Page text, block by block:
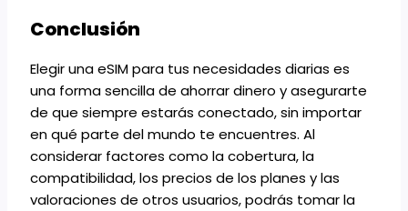
Conclusión
Elegir una eSIM para tus necesidades diarias es
una forma sencilla de ahorrar dinero y asegurarte
de que siempre estarás conectado, sin importar
en qué parte del mundo te encuentres. Al
considerar factores como la cobertura, la
compatibilidad, los precios de los planes y las
valoraciones de otros usuarios, podrás tomar la